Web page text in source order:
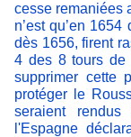
cesse remaniées
n’est qu’en
dès 1656, firent
4 des 8 tours de
supprimer cette
protéger le
seraient
l'Espagne